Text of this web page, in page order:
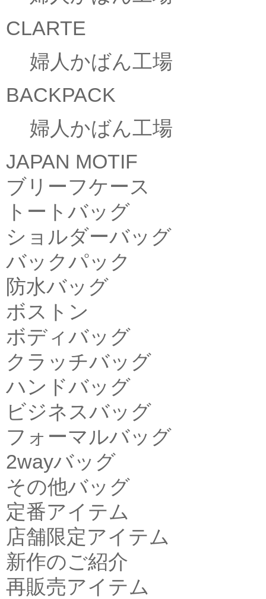
CLARTE
婦人かばん工場
BACKPACK
婦人かばん工場
JAPAN MOTIF
ブリーフケース
トートバッグ
ショルダーバッグ
バックパック
防水バッグ
ボストン
ボディバッグ
クラッチバッグ
ハンドバッグ
ビジネスバッグ
フォーマルバッグ
2wayバッグ
その他バッグ
定番アイテム
店舗限定アイテム
新作のご紹介
再販売アイテム